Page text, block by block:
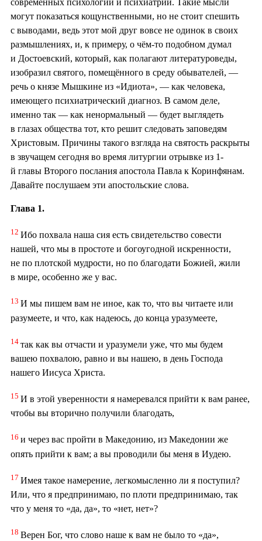
могут показаться кощунственными, но не стоит спешить
с выводами, ведь этот мой друг вовсе не одинок в своих
размышлениях, и, к примеру, о чём-то подобном думал
и Достоевский, который, как полагают литературоведы,
изобразил святого, помещённого в среду обывателей, —
речь о князе Мышкине из «Идиота», — как человека,
имеющего психиатрический диагноз. В самом деле,
именно так — как ненормальный — будет выглядеть
в глазах общества тот, кто решит следовать заповедям
Христовым. Причины такого взгляда на святость раскрыты
в звучащем сегодня во время литургии отрывке из 1-
й главы Второго послания апостола Павла к Коринфянам.
Давайте послушаем эти апостольские слова.
Глава 1.
12 Ибо похвала наша сия есть свидетельство совести
нашей, что мы в простоте и богоугодной искренности,
не по плотской мудрости, но по благодати Божией, жили
в мире, особенно же у вас.
13 И мы пишем вам не иное, как то, что вы читаете или
разумеете, и что, как надеюсь, до конца уразумеете,
14 так как вы отчасти и уразумели уже, что мы будем
вашею похвалою, равно и вы нашею, в день Господа
нашего Иисуса Христа.
15 И в этой уверенности я намеревался прийти к вам ранее,
чтобы вы вторично получили благодать,
16 и через вас пройти в Македонию, из Македонии же
опять прийти к вам; а вы проводили бы меня в Иудею.
17 Имея такое намерение, легкомысленно ли я поступил?
Или, что я предпринимаю, по плоти предпринимаю, так
что у меня то «да, да», то «нет, нет»?
18 Верен Бог, что слово наше к вам не было то «да»,